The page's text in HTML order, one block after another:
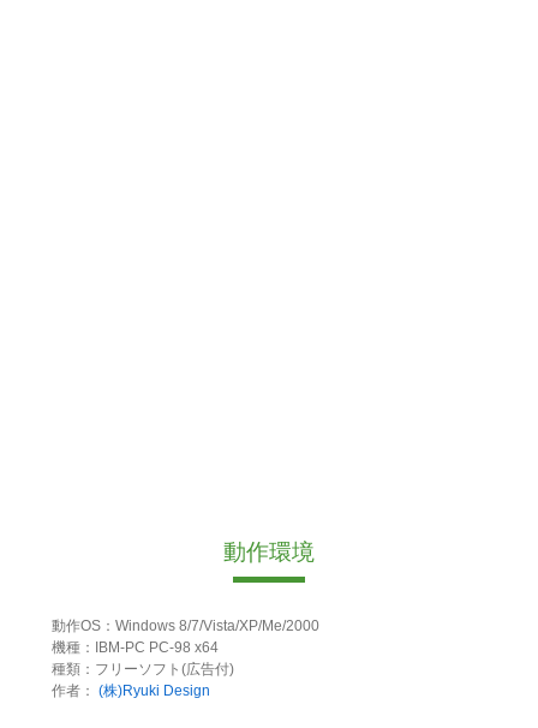
動作環境
動作OS：Windows 8/7/Vista/XP/Me/2000
機種：IBM-PC PC-98 x64
種類：フリーソフト(広告付)
作者： (株)Ryuki Design